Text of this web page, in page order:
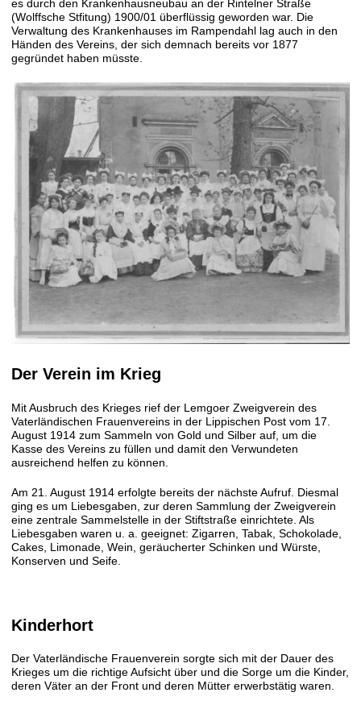
es durch den Krankenhausneubau an der Rintelner Straße
(Wolffsche Stfitung) 1900/01 überflüssig geworden war. Die
Verwaltung des Krankenhauses im Rampendahl lag auch in den
Händen des Vereins, der sich demnach bereits vor 1877
gegründet haben müsste.
Der Verein im Krieg
Mit Ausbruch des Krieges rief der Lemgoer Zweigverein des
Vaterländischen Frauenvereins in der Lippischen Post vom 17.
August 1914 zum Sammeln von Gold und Silber auf, um die
Kasse des Vereins zu füllen und damit den Verwundeten
ausreichend helfen zu können.
Am 21. August 1914 erfolgte bereits der nächste Aufruf. Diesmal
ging es um Liebesgaben, zur deren Sammlung der Zweigverein
eine zentrale Sammelstelle in der Stiftstraße einrichtete. Als
Liebesgaben waren u. a. geeignet: Zigarren, Tabak, Schokolade,
Cakes, Limonade, Wein, geräucherter Schinken und Würste,
Konserven und Seife.
Kinderhort
Der Vaterländische Frauenverein sorgte sich mit der Dauer des
Krieges um die richtige Aufsicht über und die Sorge um die Kinder,
deren Väter an der Front und deren Mütter erwerbstätig waren.